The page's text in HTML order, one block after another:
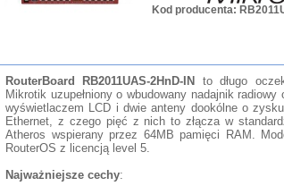
Kod producenta:
RouterBoard RB2011UAS-2HnD-IN
to długo
Mikrotik uzupełniony o wbudowany nadajnik
wyświetlaczem LCD i dwie anteny dookólne o
Ethernet, z czego pięć z nich to złącza w
Atheros wspierany przez 64MB pamięci RAM.
RouterOS z licencją level 5.
Najważniejsze cechy: